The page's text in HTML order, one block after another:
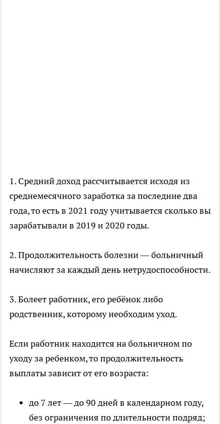
1. Средний доход рассчитывается исходя из
среднемесячного заработка за последние два
года, то есть в 2021 году учитывается сколько вы
зарабатывали в 2019 и 2020 годы.
2. Продолжительность болезни — больничный
начисляют за каждый день нетрудоспособности.
3. Болеет работник, его ребёнок либо
родственник, которому необходим уход.
Если работник находится на больничном по
уходу за ребенком, то продолжительность
выплаты зависит от его возраста:
до 7 лет — до 90 дней в календарном году,
без ограничения по длительности подряд;